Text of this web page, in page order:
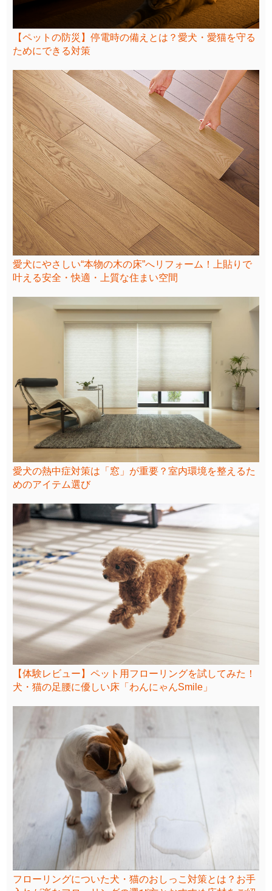
【ペットの防災】停電時の備えとは？愛犬・愛猫を守る
ためにできる対策
愛犬にやさしい“本物の木の床”へリフォーム！上貼りで
叶える安全・快適・上質な住まい空間
愛犬の熱中症対策は「窓」が重要？室内環境を整えるた
めのアイテム選び
【体験レビュー】ペット用フローリングを試してみた！
犬・猫の足腰に優しい床「わんにゃんSmile」
フローリングについた犬・猫のおしっこ対策とは？お手